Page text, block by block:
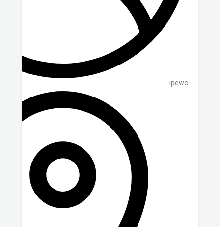
ipewo